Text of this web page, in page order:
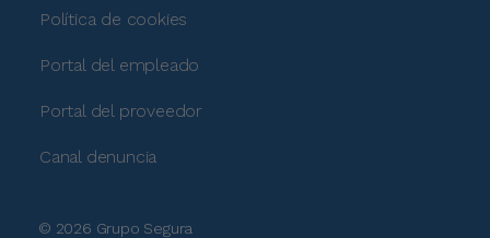
Política de cookies
Portal del empleado
Portal del proveedor
Canal denuncia
© 2026 Grupo Segura